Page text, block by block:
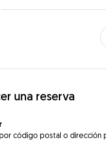
una reserva
código postal o dirección